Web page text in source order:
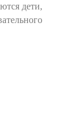
дети,